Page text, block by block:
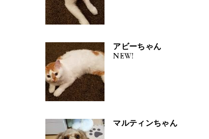
アビーちゃん
NEW!
マルティンちゃん